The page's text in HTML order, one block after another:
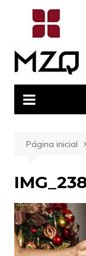
conteúdo
Página inicial